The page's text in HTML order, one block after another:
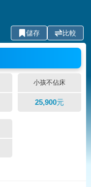
儲存 比較
小孩不佔床
25,900元